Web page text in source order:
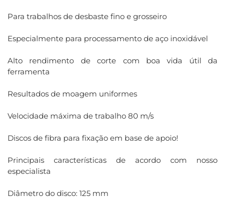
Para trabalhos de desbaste fino e grosseiro
Especialmente para processamento de aço inoxidável
Alto rendimento de corte com boa vida útil da
ferramenta
Resultados de moagem uniformes
Velocidade máxima de trabalho 80 m/s
Discos de fibra para fixação em base de apoio!
Principais características de acordo com nosso
especialista
Diâmetro do disco: 125 mm